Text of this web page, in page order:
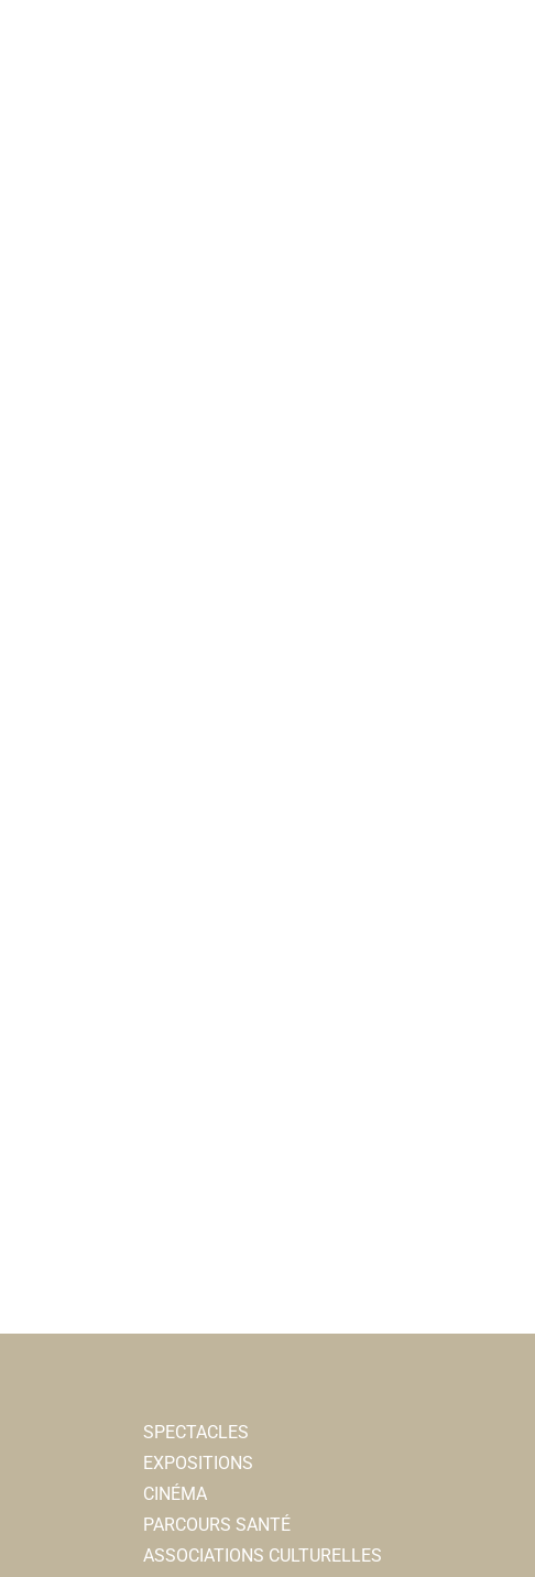
SPECTACLES
EXPOSITIONS
CINÉMA
PARCOURS SANTÉ
ASSOCIATIONS CULTURELLES